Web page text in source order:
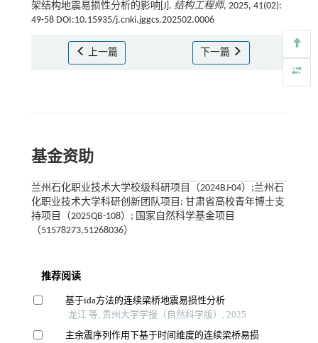
架结构地震易损性分析的影响[J]. 结构工程师, 2025, 41(02):
49-58 DOI:10.15935/j.cnki.jggcs.202502.0006
上一篇 下一篇
基金资助
兰州石化职业技术大学校级科研项目（2024BJ-04）;兰州石
化职业技术大学科研创新团队项目; 甘肃省高校青年博士支
持项目（2025QB-108）; 国家自然科学基金项目
（51578273,51268036）